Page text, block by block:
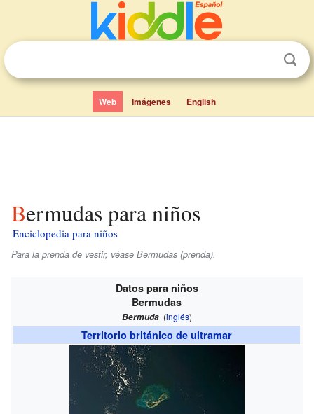
Web Imágenes English
Bermudas para niños
Enciclopedia para niños
Para la prenda de vestir, véase Bermudas (prenda).
Datos para niños
Bermudas
Bermuda (inglés)
Territorio británico de ultramar